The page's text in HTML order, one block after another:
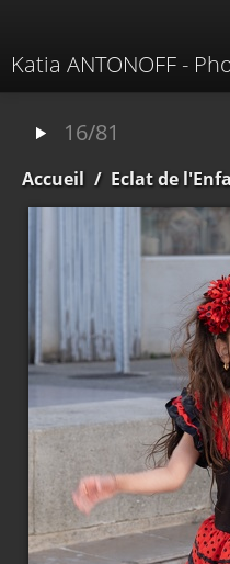
Katia ANTONOFF -
16/81
Accueil / Eclat de